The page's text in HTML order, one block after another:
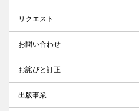
リクエスト
お問い合わせ
お詫びと訂正
出版事業